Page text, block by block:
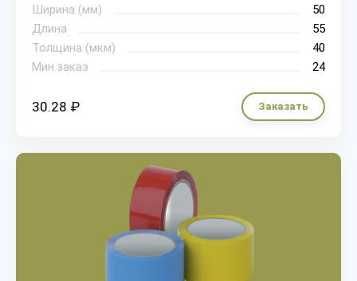
Ширина (мм)
50
Длина
55
Толщина (мкм)
40
Мин.заказ
24
30.28 ₽ Заказать